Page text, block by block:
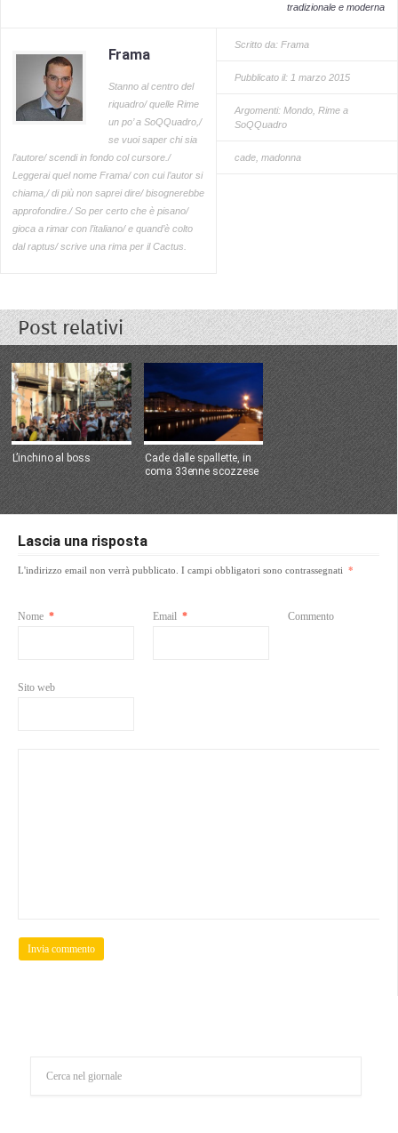
tradizionale e moderna
Frama
Stanno al centro del
riquadro/ quelle Rime
un po’ a SoQQuadro,/
se vuoi saper chi sia
l’autore/ scendi in fondo col cursore./
Leggerai quel nome Frama/ con cui l’autor si
chiama,/ di più non saprei dire/ bisognerebbe
approfondire./ So per certo che è pisano/
gioca a rimar con l’italiano/ e quand’è colto
dal raptus/ scrive una rima per il Cactus.
Scritto da: Frama
Pubblicato il: 1 marzo 2015
Argomenti: Mondo, Rime a
SoQQuadro
cade, madonna
Post relativi
L’inchino al boss
Cade dalle spallette, in
coma 33enne scozzese
Lascia una risposta
L'indirizzo email non verrà pubblicato. I campi obbligatori sono contrassegnati *
Nome * Email *
Sito web
Commento